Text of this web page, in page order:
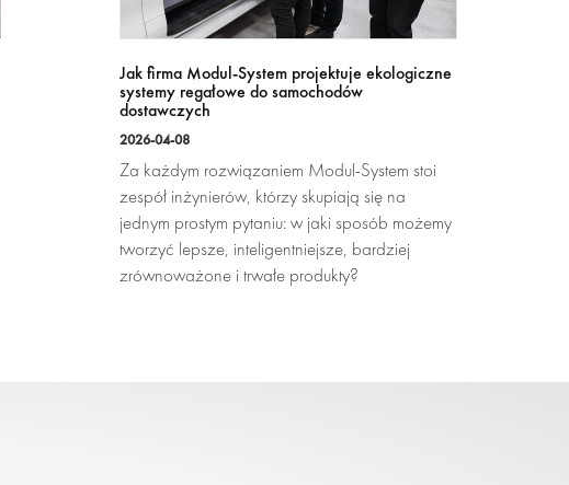
Jak firma Modul-System projektuje ekologiczne
systemy regałowe do samochodów
dostawczych
2026-04-08
Za każdym rozwiązaniem Modul-System stoi
zespół inżynierów, którzy skupiają się na
jednym prostym pytaniu: w jaki sposób możemy
tworzyć lepsze, inteligentniejsze, bardziej
zrównoważone i trwałe produkty?